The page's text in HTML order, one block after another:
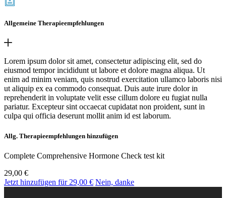
Allgemeine Therapieempfehlungen
Lorem ipsum dolor sit amet, consectetur adipiscing elit, sed do
eiusmod tempor incididunt ut labore et dolore magna aliqua. Ut
enim ad minim veniam, quis nostrud exercitation ullamco laboris nisi
ut aliquip ex ea commodo consequat. Duis aute irure dolor in
reprehenderit in voluptate velit esse cillum dolore eu fugiat nulla
pariatur. Excepteur sint occaecat cupidatat non proident, sunt in
culpa qui officia deserunt mollit anim id est laborum.
Allg. Therapieempfehlungen hinzufügen
Complete Comprehensive Hormone Check test kit
29,00 €
Jetzt hinzufügen für 29,00 € Nein, danke